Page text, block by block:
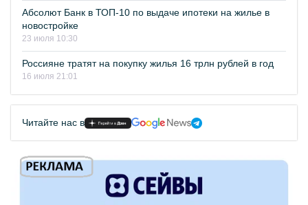
Абсолют Банк в ТОП-10 по выдаче ипотеки на жилье в
новостройке
23 июля 10:30
Россияне тратят на покупку жилья 16 трлн рублей в год
16 июля 21:01
Читайте нас в